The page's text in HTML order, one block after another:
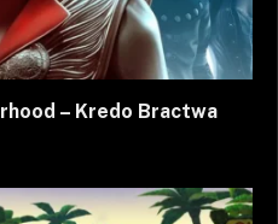
– Kredo Bractwa